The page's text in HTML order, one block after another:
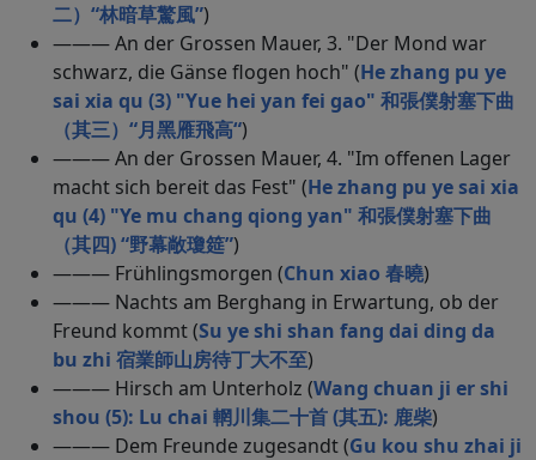
二）“林暗草驚風”)
——— An der Grossen Mauer, 3. "Der Mond war
schwarz, die Gänse flogen hoch" (He zhang pu ye
sai xia qu (3) "Yue hei yan fei gao" 和張僕射塞下曲
（其三）“月黑雁飛高“)
——— An der Grossen Mauer, 4. "Im offenen Lager
macht sich bereit das Fest" (He zhang pu ye sai xia
qu (4) "Ye mu chang qiong yan" 和張僕射塞下曲
（其四) “野幕敞瓊筵”)
——— Frühlingsmorgen (Chun xiao 春曉)
——— Nachts am Berghang in Erwartung, ob der
Freund kommt (Su ye shi shan fang dai ding da
bu zhi 宿業師山房待丁大不至)
——— Hirsch am Unterholz (Wang chuan ji er shi
shou (5): Lu chai 輞川集二十首 (其五): 鹿柴)
——— Dem Freunde zugesandt (Gu kou shu zhai ji